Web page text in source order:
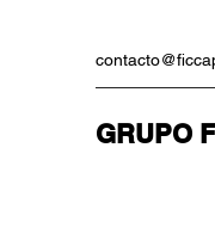
GRUPO